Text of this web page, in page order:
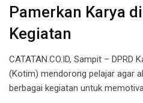
Pamerkan Karya
Kegiatan
CATATAN.CO.ID, Sampit – DPRD
(Kotim) mendorong pelajar agar
berbagai kegiatan untuk